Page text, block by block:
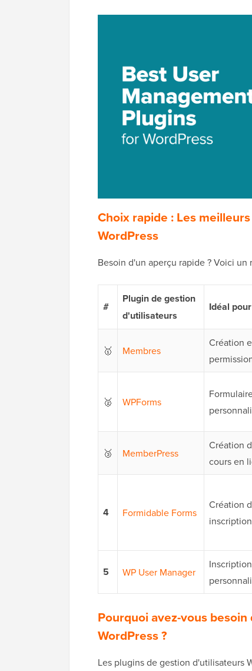
Choix rapide : Les
WordPress
Besoin d'un aperçu rapide ? Voici
#
Plugin de gestion
d'utilisateurs
Idéal pour
🥇 Membres
Création
🥈 WPForms
🥉 MemberPress
Création
cours en
4 Formidable Forms
Création
5 WP User Manager
Pourquoi avez-vous
WordPress ?
Les plugins de gestion d'utilisateurs